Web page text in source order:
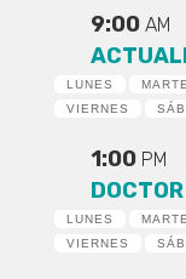
9:00 AM
LUNES
VIERNES
1:00 PM
LUNES
VIERNES